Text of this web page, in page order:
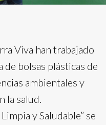
Viva han trabajado
bolsas plásticas de
ambientales y
la salud.
y Saludable” se